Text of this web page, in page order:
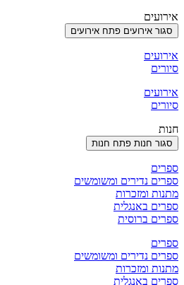
אירועים
סגור אירועים פתח אירועים
אירועים
סיורים
אירועים
סיורים
חנות
סגור חנות פתח חנות
ספרים
ספרים נדירים ומשומשים
מתנות ומזכרות
ספרים באנגלית
ספרים ברוסית
ספרים
ספרים נדירים ומשומשים
מתנות ומזכרות
ספרים באנגלית